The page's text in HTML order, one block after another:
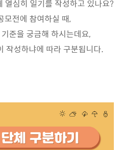
열심히 일기를 작성하고 있나요?
모전에 참여하실 때,
준을 궁금해 하시는데요,
작성하냐에 따라 구분됩니다.